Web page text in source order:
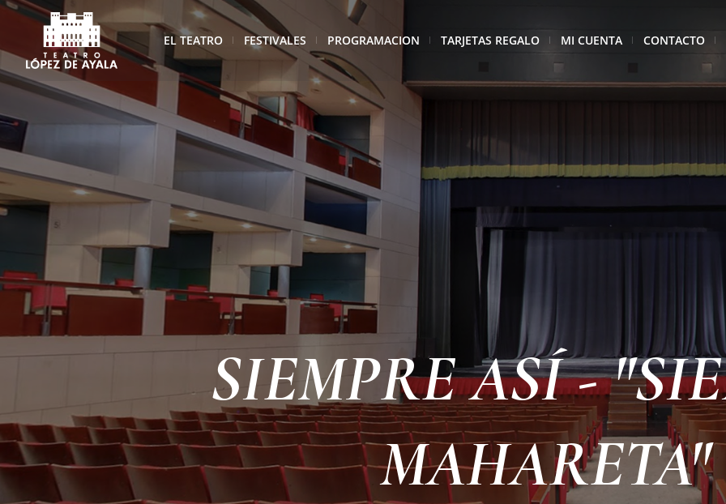
EL TEATRO FESTIVALES PROGRAMACION TARJETAS REGALO MI CUENTA CONTACTO
SIEMPRE ASÍ -
MAHARETA"